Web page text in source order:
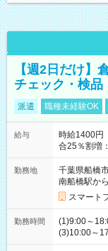
【週2日だけ
チェック・検品
派遣 職種未経験OK
給与
時給1400円
合25％割増
勤務地
千葉県船橋
南船橋駅か
スマート
勤務時間
(1)9:00～
(3)10:00～